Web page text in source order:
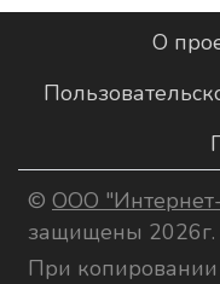
О
© ООО
защищены 2026г.
При копировании